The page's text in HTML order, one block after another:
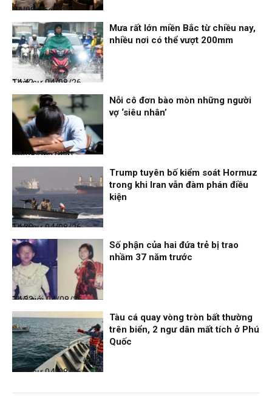
Nhịp sống 24h
04/08/26, 14:47
Thời sự
04/08/26, 14:42
Mưa rất lớn miền Bắc từ chiều nay,
nhiều nơi có thể vượt 200mm
Nhịp sống 24h
04/08/26, 14:41
Nỗi cô đơn bào mòn những người
vợ ‘siêu nhân’
Thời sự
04/08/26, 14:38
Trump tuyên bố kiểm soát Hormuz
trong khi Iran vẫn đàm phán điều
kiện
Thế giới
04/08/26, 14:32
Số phận của hai đứa trẻ bị trao
nhầm 37 năm trước
Thời sự
04/08/26, 14:28
Tàu cá quay vòng tròn bất thường
trên biển, 2 ngư dân mất tích ở Phú
Quốc